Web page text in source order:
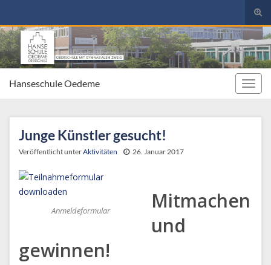
Search for:
Hanseschule Oedeme
Junge Künstler gesucht!
Veröffentlicht unterAktivitäten 26. Januar 2017
Anmeldeformular
Mitmachen
und
gewinnen!